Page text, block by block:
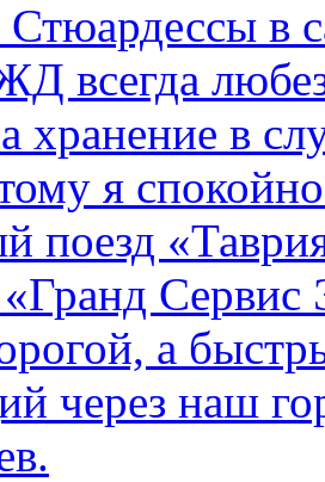
в
всегда
хранение в
я
поезд
Сервис
а
через наш